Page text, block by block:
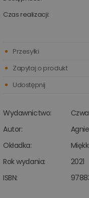
Czas realizacji:
Wydawnictwo:
Autor:
Okładka:
Rok wydania:
2021
ISBN:
Przesyłki
Zapytaj o produkt
Udostępnij